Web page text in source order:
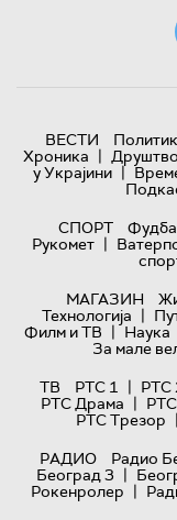
ВЕСТИ
Хроника | Друштво
у Украјини |
СПОРТ
Рукомет |
МАГАЗИН
Технологијa |
Филм и ТВ | Наука
За мале
ТВ
РТС 1 | РТС
РТС Драма |
РТС Трезор |
РАДИО
Радио
Београд 3 |
Рокенролер |